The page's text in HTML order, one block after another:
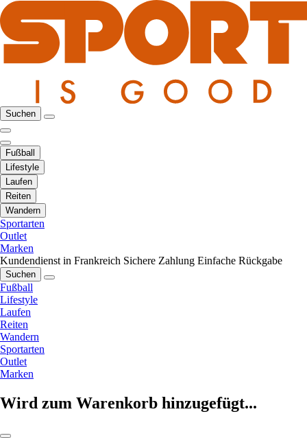
Suchen
Fußball
Lifestyle
Laufen
Reiten
Wandern
Sportarten
Outlet
Marken
Kundendienst in Frankreich Sichere Zahlung Einfache Rückgabe
Suchen
Fußball
Lifestyle
Laufen
Reiten
Wandern
Sportarten
Outlet
Marken
Wird zum Warenkorb hinzugefügt...